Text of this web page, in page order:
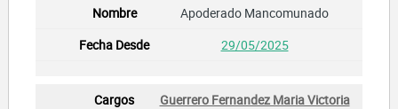
Apoderado Mancomunado
29/05/2025
Guerrero Fernandez Maria Victoria